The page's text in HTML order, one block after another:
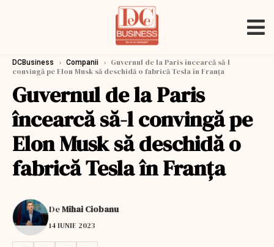
DCBusiness › Companii › Guvernul de la Paris încearcă să-l
convingă pe Elon Musk să deschidă o fabrică Tesla în Franţa
Guvernul de la Paris
încearcă să-l convingă pe
Elon Musk să deschidă o
fabrică Tesla în Franţa
DeMihai Ciobanu
14 IUNIE 2023